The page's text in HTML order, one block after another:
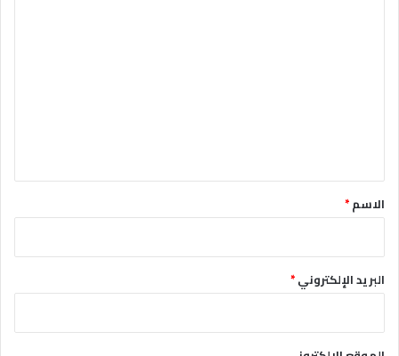
*الاسم*
البريد الإلكتروني*